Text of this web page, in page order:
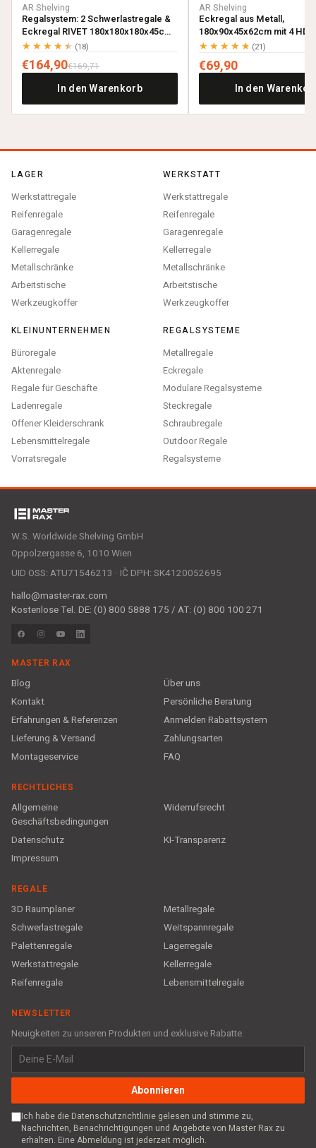
AR Shelving
Regalsystem: 2 Schwerlastregale &
Eckregal RIVET 180x180x180x45cm
mit 4 HDF-Böden, anthrazitgrau
★★★★★ (18)
€164,90€169,71
In den Warenkorb
AR Shelving
Eckregal aus Metall,
180x90x45x62cm mit 4
anthrazitgrau
★★★★★ (21)
€69,90
In den
LAGER
Werkstattregale
Reifenregale
Garagenregale
Kellerregale
Metallschränke
Arbeitstische
Werkzeugkoffer
WERKSTATT
Werkstattregale
Reifenregale
Garagenregale
Kellerregale
Metallschränke
Arbeitstische
Werkzeugkoffer
KLEINUNTERNEHMEN
Büroregale
Aktenregale
Regale für Geschäfte
Ladenregale
Offener Kleiderschrank
Lebensmittelregale
Vorratsregale
REGALSYSTEME
Metallregale
Eckregale
Modulare Regalsysteme
Steckregale
Schraubregale
Outdoor Regale
Regalsysteme
W.S. Worldwide Shelving GmbH
Oppolzergasse 6, 1010 Wien
UID OSS: ATU71546213 · IČ DPH: SK4120052695
hallo@master-rax.com
Kostenlose Tel. DE: (0) 800 5888 175 / AT: (0) 800 100 271
MASTER RAX
Blog
Über uns
Kontakt
Persönliche Beratung
Erfahrungen & Referenzen
Anmelden Rabattsystem
Lieferung & Versand
Zahlungsarten
Montageservice
FAQ
RECHTLICHES
Allgemeine
Geschäftsbedingungen
Widerrufsrecht
Datenschutz
KI-Transparenz
Impressum
REGALE
3D Raumplaner
Metallregale
Schwerlastregale
Weitspannregale
Palettenregale
Lagerregale
Werkstattregale
Kellerregale
Reifenregale
Lebensmittelregale
NEWSLETTER
Neuigkeiten zu unseren Produkten und exklusive Rabatte.
Abonnieren
Ich habe die Datenschutzrichtlinie gelesen und stimme zu,
Nachrichten, Benachrichtigungen und Angebote von Master Rax zu
erhalten. Eine Abmeldung ist jederzeit möglich.